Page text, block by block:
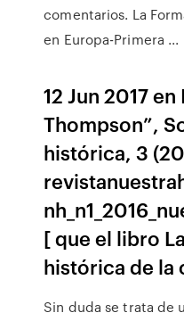
comentarios. La
en Europa-Primera ...
12 Jun 2017
Thompson”,
histórica, 3
[ que el libro
histórica de la
Sin duda se trata de